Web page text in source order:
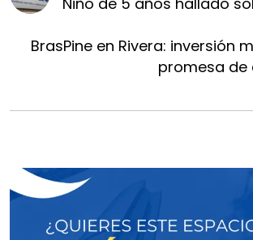
BrasPine en Rivera: inversión
promesa de